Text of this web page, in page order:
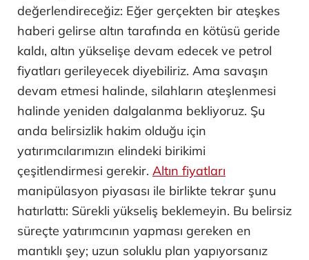
değerlendireceğiz: Eğer gerçekten bir ateşkes
haberi gelirse altın tarafında en kötüsü geride
kaldı, altın yükselişe devam edecek ve petrol
fiyatları gerileyecek diyebiliriz. Ama savaşın
devam etmesi halinde, silahların ateşlenmesi
halinde yeniden dalgalanma bekliyoruz. Şu
anda belirsizlik hakim olduğu için
yatırımcılarımızın elindeki birikimi
çeşitlendirmesi gerekir. Altın fiyatları
manipülasyon piyasası ile birlikte tekrar şunu
hatırlattı: Sürekli yükseliş beklemeyin. Bu belirsiz
süreçte yatırımcının yapması gereken en
mantıklı şey; uzun soluklu plan yapıyorsanız